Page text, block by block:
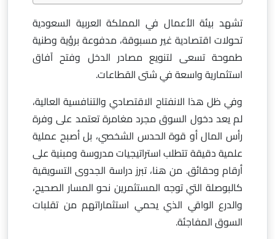
تشهد بيئة الأعمال في المملكة العربية السعودية
تحولات اقتصادية غير مسبوقة، مدفوعة برؤية وطنية
طموحة تسعى لتنويع مصادر الدخل وفتح آفاق
استثمارية واسعة في شتى القطاعات.
وفي ظل هذا الانفتاح الاقتصادي والتنافسية العالية،
لم يعد دخول السوق مجرد مغامرة تعتمد على وفرة
رأس المال أو قوة الحدس الشخصي، بل أصبح عملية
علمية دقيقة تتطلب استراتيجيات مدروسة ومبنية على
أرقام وحقائق. من هنا، تبرز دراسة الجدوى التسويقية
كالبوصلة التي توجه المستثمرين نحو المسار الصحيح،
والدرع الواقي الذي يحمي استثماراتهم من تقلبات
السوق المفاجئة.